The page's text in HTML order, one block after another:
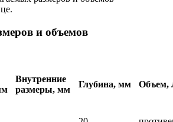
и объемов
Внутренние
размеры, мм
Глубина, мм Объем,